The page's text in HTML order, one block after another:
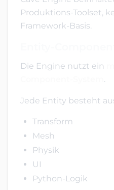
Produktions-Toolset,
Framework-Basis.
Die Engine nutzt ein
.
Jede Entity besteht
Transform
Mesh
Physik
UI
Python-Logik